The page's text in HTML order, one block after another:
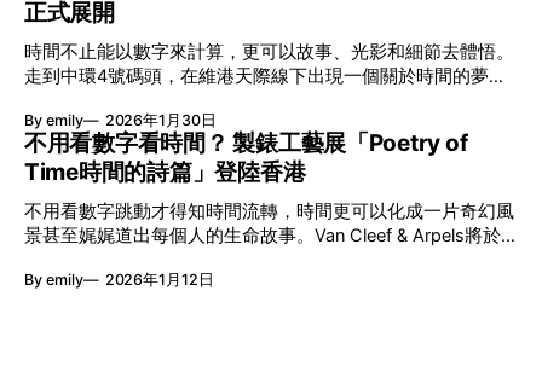
本地建立屬於香港的共融創作生態。今年更首度與本地兩大旗
艦藝團強強聯手打造兩部深具意義的作品《遊延》及《弦上光
影》，展開一場前所未有的藝術對話，擦下多元藝術下的流動
能量，全面開展一場無界限嘅藝術旅程。 第八屆「無限亮」
以「你我不只一種想像」為題，從共融角度重新思索「差異」
的價值。不同能力人士是社會多樣性的一部分。每人皆擁有
「不同」能力與特質，當我們一齊生活、一齊創作、互相啟
發，偏見與界線，也自然被藝術溶化。 「無限亮」2026精彩
節目包括: 2月27日至3月1日：帕拉管弦樂團《無邊狂想曲》/
音樂‧舞蹈 (開幕節目) 2月28日至3月1日：
正式展開
時間不止能以數字來計算，更可以故事、光影和細節去體悟。
走到中環4號碼頭，在維港天際線下出現一個關於時間的夢幻
覽。由即日至2月8日期間舉行，世家把一貫低調精緻的製錶語
言搬離傳統店舖，放進公共場域，讓時間不只是腕上的個人物
件，而是一場可以與他人一同經歷的詩意旅程。 在碼頭打開
「時間詩集」 走進展場尤如翻開一本時間詩集，藉由不同主
題呈現時間的無限想像。Van Cleef & Arpels的腕錶從來不是
由單純的機械與數字堆砌，更像是腕上的動人故事。 世家以
精湛的製錶技術與敘事美學為核心，讓每一枚腕錶都超越單純
報時的功能，而是把稍縱即逝的瞬間凝結成可以反覆閱讀的畫
By emily 2026年1月30日
不用看數字看時間？ 製錶工藝展「Poetry of
Time時間的詩篇」登陸香港
不用看數字跳動才得知時間流轉，時間更可以化成一片奇幻風
景甚至娓娓道出每個人的生命故事。Van Cleef & Arpels將於1
詩篇」展覽，邀請大家走進由愛情故事、詩意星象、迷人自然
By emily 2026年1月12日